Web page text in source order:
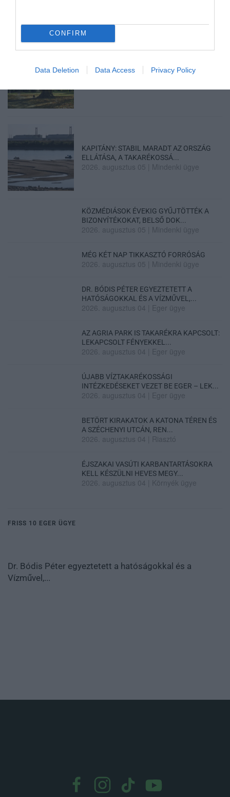
CONFIRM
Data Deletion Data Access Privacy Policy
ÉJSZAKAI PERMETEZÉS KEZDŐDIK
EGERBEN A VADGESZTENYE- ÉS P...
KAPITÁNY: STABIL MARADT AZ ORSZÁG
ELLÁTÁSA, A TAKARÉKOSSÁ...
2026. augusztus 05 Mindenki ügye
KÖZMÉDIÁSOK ÉVEKIG GYŰJTÖTTÉK A
BIZONYÍTÉKOKAT, BELSŐ DOK...
2026. augusztus 05 Mindenki ügye
MÉG KÉT NAP TIKKASZTÓ FORRÓSÁG
2026. augusztus 05 Mindenki ügye
DR. BÓDIS PÉTER EGYEZTETETT A
HATÓSÁGOKKAL ÉS A VÍZMŰVEL,...
2026. augusztus 04 Eger ügye
AZ AGRIA PARK IS TAKARÉKRA KAPCSOLT:
LEKAPCSOLT FÉNYEKKEL...
2026. augusztus 04 Eger ügye
ÚJABB VÍZTAKARÉKOSSÁGI
INTÉZKEDÉSEKET VEZET BE EGER – LEK...
2026. augusztus 04 Eger ügye
BETÖRT KIRAKATOK A KATONA TÉREN ÉS
A SZÉCHENYI UTCÁN, REN...
2026. augusztus 04 Riasztó
ÉJSZAKAI VASÚTI KARBANTARTÁSOKRA
KELL KÉSZÜLNI HEVES MEGY...
2026. augusztus 04 Környék ügye
FRISS 10 EGER ÜGYE
Dr. Bódis Péter egyeztetett a hatóságokkal és a
Vízművel,...